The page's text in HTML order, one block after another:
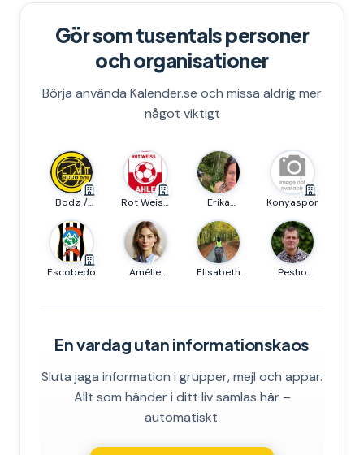
Gör som tusentals personer
och organisationer
Börja använda Kalender.se och missa aldrig mer
något viktigt
Bodø /
Glimt U19
Rot Weiss
Ahlen
Erika
Axelsson
Konyaspor
Escobedo
Amélie
Elisabeth
Pesho
En vardag utan informationskaos
Sluta jaga information i grupper, mejl och appar.
Allt som händer i ditt liv samlas här –
automatiskt.